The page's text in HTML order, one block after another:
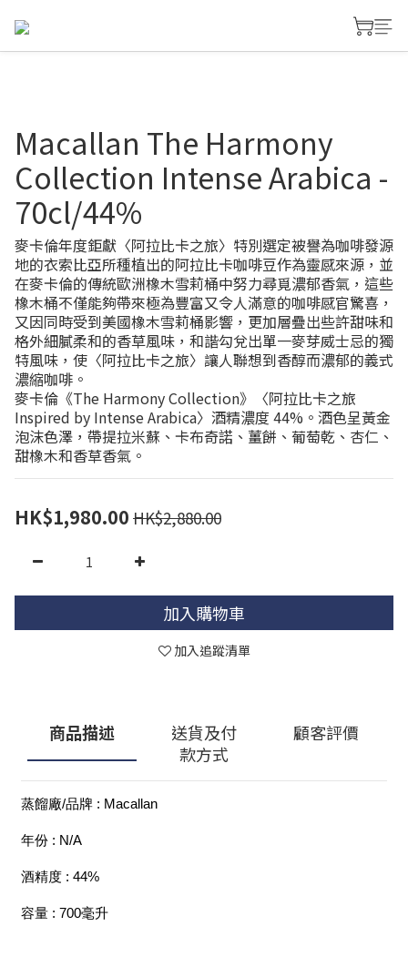
Macallan The Harmony
Collection Intense Arabica -
70cl/44%
麥卡倫年度鉅獻〈阿拉比卡之旅〉特別選定被譽為咖啡發源
地的衣索比亞所種植出的阿拉比卡咖啡豆作為靈感來源，並
在麥卡倫的傳統歐洲橡木雪莉桶中努力尋覓濃郁香氣，這些
橡木桶不僅能夠帶來極為豐富又令人滿意的咖啡感官驚喜，
又因同時受到美國橡木雪莉桶影響，更加層疊出些許甜味和
格外細膩柔和的香草風味，和諧勾兌出單一麥芽威士忌的獨
特風味，使〈阿拉比卡之旅〉讓人聯想到香醇而濃郁的義式
濃縮咖啡。
麥卡倫《The Harmony Collection》〈阿拉比卡之旅
Inspired by Intense Arabica〉酒精濃度 44%。酒色呈黃金
泡沫色澤，帶提拉米蘇、卡布奇諾、薑餅、葡萄乾、杏仁、
甜橡木和香草香氣。
HK$1,980.00 HK$2,880.00
加入購物車
加入追蹤清單
商品描述
送貨及付
款方式
顧客評價
蒸餾廠/品牌 : Macallan
年份 : N/A
酒精度 : 44%
容量 : 700毫升